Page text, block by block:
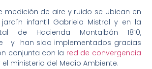
medición de aire y ruido se ubican en
infantil Gabriela Mistral y en la
de Hacienda Montalbán 1810,
y han sido implementados gracias
conjunta con la red de convergencia
el ministerio del Medio Ambiente.